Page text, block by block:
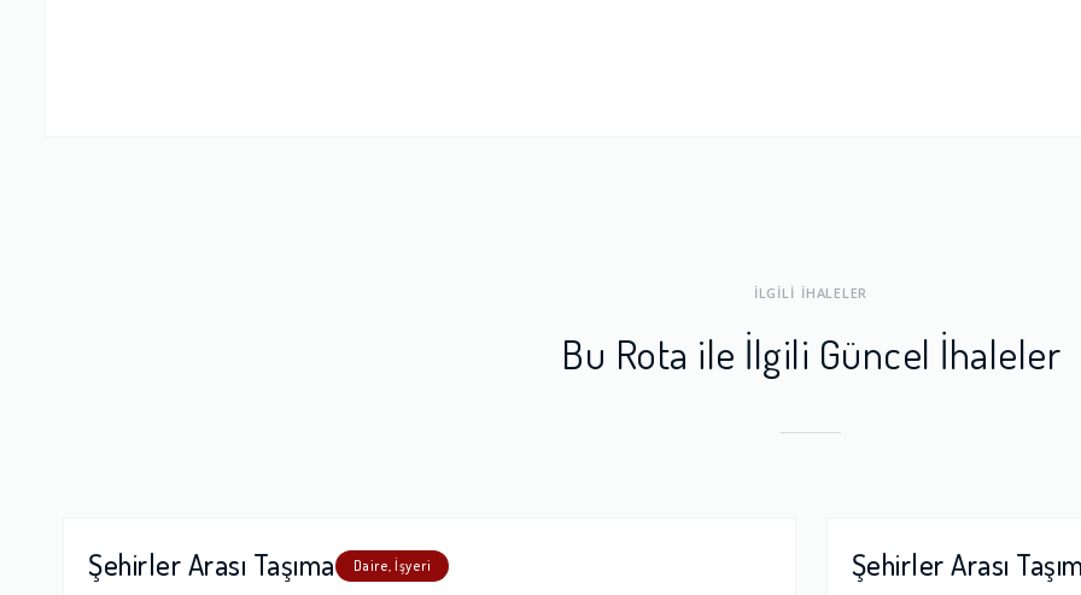
İLGİLİ İHALELER
Bu Rota ile İlgili Güncel İhaleler
Şehirler Arası Taşıma Daire, İşyeri Şehirler Arası